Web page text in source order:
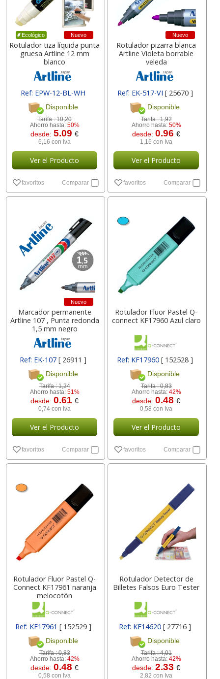
Ecológico Nuevo
Rotulador tiza líquida punta
gruesa Artline 12 mm
blanco
Ref: EPW-12-BL-WH
[ 52812 ]
Disponible
Tarifa :10,20
Ahorro hasta: 50%
desde:5.09€
6,16 con Iva
Ver el Producto
favoritos Comparar
Nuevo
Rotulador pizarra blanca
Artline Violeta borrable
veleda
Ref: EK-517-VI [ 25670 ]
Disponible
Tarifa :1,92
Ahorro hasta: 50%
desde:0.96€
1,16 con Iva
Ver el Producto
favoritos Comparar
Nuevo
Marcador permanente
Artline 107 , Punta redonda
1,5 mm negro
Ref: EK-107[ 26911 ]
Disponible
Tarifa :1,24
Ahorro hasta: 51%
desde:0.61€
0,74 con Iva
Ver el Producto
favoritos Comparar
Rotulador Fluor Pastel Q-
connect KF17960 Azul claro
Ref: KF17960 [ 152528 ]
Disponible
Tarifa :0,83
Ahorro hasta: 42%
desde:0.48€
0,58 con Iva
Ver el Producto
favoritos Comparar
Rotulador Fluor Pastel Q-
Connect KF17961 naranja
melocotón
Ref: KF17961 [ 152529 ]
Disponible
Tarifa :0,83
Ahorro hasta: 42%
desde:0.48€
0,58 con Iva
Rotulador Detector de
Billetes Falsos Euro Tester
Ref: KF14620 [ 27716 ]
Disponible
Tarifa :4,01
Ahorro hasta: 42%
desde:2.33€
2,82 con Iva